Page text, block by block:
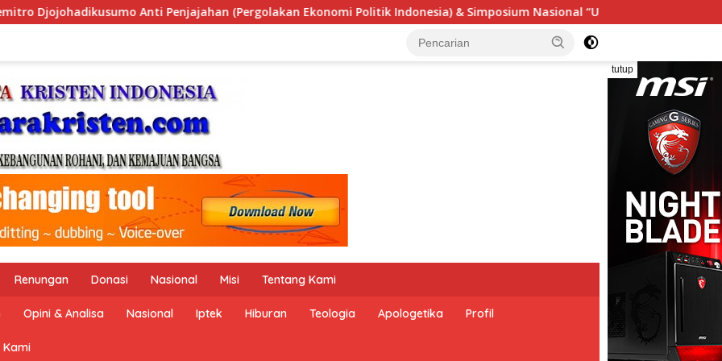
(Pergolakan Ekonomi Politik Indonesia) & Simposium Nasional “Urgensi Undang-Undang Perekonomian Nasional dan
tutup
Renungan Donasi Nasional Misi Tentang Kami
Opini & Analisa Nasional Iptek Hiburan Teologia Apologetika Profil
Kami